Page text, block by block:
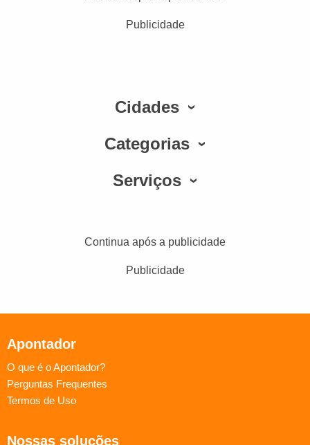
Publicidade
Cidades
Categorias
Serviços
Continua após a publicidade
Publicidade
Apontador
O que é o Apontador?
Perguntas Frequentes
Termos de Uso
Nossas soluções